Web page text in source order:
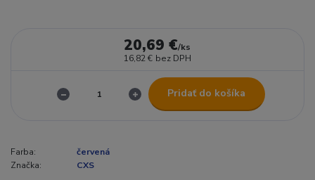
20,69 €/ks
16,82 € bez DPH
Pridať do košíka
Farba:
červená
Značka:
CXS